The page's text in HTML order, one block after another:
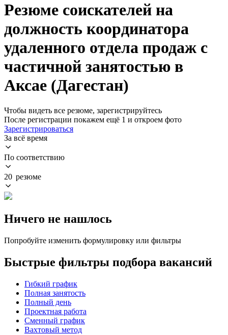
Резюме соискателей на
должность координатора
удаленного отдела продаж с
частичной занятостью в
Аксае (Дагестан)
Чтобы видеть все резюме, зарегистрируйтесь
После регистрации покажем ещё 1 и откроем фото
Зарегистрироваться
За всё время
По соответствию
20 резюме
Ничего не нашлось
Попробуйте изменить формулировку или фильтры
Быстрые фильтры подбора вакансий
Гибкий график
Полная занятость
Полный день
Проектная работа
Сменный график
Вахтовый метод